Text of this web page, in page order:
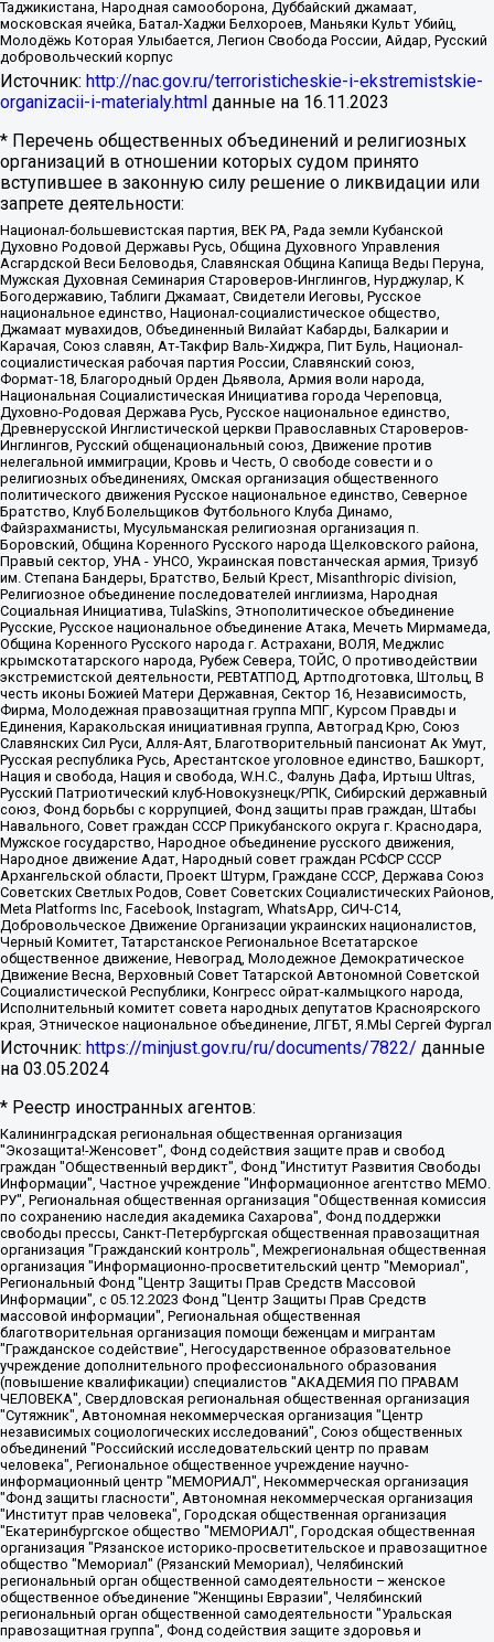
Таджикистана, Народная самооборона, Дуббайский джамаат,
московская ячейка, Батал-Хаджи Белхороев, Маньяки Культ Убийц,
Молодёжь Которая Улыбается, Легион Свобода России, Айдар, Русский
добровольческий корпус
Источник: http://nac.gov.ru/terroristicheskie-i-ekstremistskie-
organizacii-i-materialy.html данные на 16.11.2023
* Перечень общественных объединений и религиозных
организаций в отношении которых судом принято
вступившее в законную силу решение о ликвидации или
запрете деятельности:
Национал-большевистская партия, ВЕК РА, Рада земли Кубанской
Духовно Родовой Державы Русь, Община Духовного Управления
Асгардской Веси Беловодья, Славянская Община Капища Веды Перуна,
Мужская Духовная Семинария Староверов-Инглингов, Нурджулар, К
Богодержавию, Таблиги Джамаат, Свидетели Иеговы, Русское
национальное единство, Национал-социалистическое общество,
Джамаат мувахидов, Объединенный Вилайат Кабарды, Балкарии и
Карачая, Союз славян, Ат-Такфир Валь-Хиджра, Пит Буль, Национал-
социалистическая рабочая партия России, Славянский союз,
Формат-18, Благородный Орден Дьявола, Армия воли народа,
Национальная Социалистическая Инициатива города Череповца,
Духовно-Родовая Держава Русь, Русское национальное единство,
Древнерусской Инглистической церкви Православных Староверов-
Инглингов, Русский общенациональный союз, Движение против
нелегальной иммиграции, Кровь и Честь, О свободе совести и о
религиозных объединениях, Омская организация общественного
политического движения Русское национальное единство, Северное
Братство, Клуб Болельщиков Футбольного Клуба Динамо,
Файзрахманисты, Мусульманская религиозная организация п.
Боровский, Община Коренного Русского народа Щелковского района,
Правый сектор, УНА - УНСО, Украинская повстанческая армия, Тризуб
им. Степана Бандеры, Братство, Белый Крест, Misanthropic division,
Религиозное объединение последователей инглиизма, Народная
Социальная Инициатива, TulaSkins, Этнополитическое объединение
Русские, Русское национальное объединение Атака, Мечеть Мирмамеда,
Община Коренного Русского народа г. Астрахани, ВОЛЯ, Меджлис
крымскотатарского народа, Рубеж Севера, ТОЙС, О противодействии
экстремистской деятельности, РЕВТАТПОД, Артподготовка, Штольц, В
честь иконы Божией Матери Державная, Сектор 16, Независимость,
Фирма, Молодежная правозащитная группа МПГ, Курсом Правды и
Единения, Каракольская инициативная группа, Автоград Крю, Союз
Славянских Сил Руси, Алля-Аят, Благотворительный пансионат Ак Умут,
Русская республика Русь, Арестантское уголовное единство, Башкорт,
Нация и свобода, Нация и свобода, W.H.С., Фалунь Дафа, Иртыш Ultras,
Русский Патриотический клуб-Новокузнецк/РПК, Сибирский державный
союз, Фонд борьбы с коррупцией, Фонд защиты прав граждан, Штабы
Навального, Совет граждан СССР Прикубанского округа г. Краснодара,
Мужское государство, Народное объединение русского движения,
Народное движение Адат, Народный совет граждан РСФСР СССР
Архангельской области, Проект Штурм, Граждане СССР, Держава Союз
Советских Светлых Родов, Совет Советских Социалистических Районов,
Meta Platforms Inc, Facebook, Instagram, WhatsApp, СИЧ-С14,
Добровольческое Движение Организации украинских националистов,
Черный Комитет, Татарстанское Региональное Всетатарское
общественное движение, Невоград, Молодежное Демократическое
Движение Весна, Верховный Совет Татарской Автономной Советской
Социалистической Республики, Конгресс ойрат-калмыцкого народа,
Исполнительный комитет совета народных депутатов Красноярского
края, Этническое национальное объединение, ЛГБТ, Я.МЫ Сергей Фургал
Источник: https://minjust.gov.ru/ru/documents/7822/ данные
на 03.05.2024
* Реестр иностранных агентов:
Калининградская региональная общественная организация "Экозащита!-Женсовет", Фонд содействия защите прав и свобод граждан "Общественный вердикт", Фонд "Институт Развития Свободы Информации", Частное учреждение "Информационное агентство МЕМО. РУ", Региональная общественная организация "Общественная комиссия по сохранению наследия академика Сахарова", Фонд поддержки свободы прессы, Санкт-Петербургская общественная правозащитная организация "Гражданский контроль", Межрегиональная общественная организация "Информационно-просветительский центр "Мемориал", Региональный Фонд "Центр Защиты Прав Средств Массовой Информации", с 05.12.2023 Фонд "Центр Защиты Прав Средств массовой информации", Региональная общественная благотворительная организация помощи беженцам и мигрантам "Гражданское содействие", Негосударственное образовательное учреждение дополнительного профессионального образования (повышение квалификации) специалистов "АКАДЕМИЯ ПО ПРАВАМ ЧЕЛОВЕКА", Свердловская региональная общественная организация "Сутяжник", Автономная некоммерческая организация "Центр независимых социологических исследований", Союз общественных объединений "Российский исследовательский центр по правам человека", Региональное общественное учреждение научно-информационный центр "МЕМОРИАЛ", Некоммерческая организация "Фонд защиты гласности", Автономная некоммерческая организация "Институт прав человека", Городская общественная организация "Екатеринбургское общество "МЕМОРИАЛ", Городская общественная организация "Рязанское историко-просветительское и правозащитное общество "Мемориал" (Рязанский Мемориал), Челябинский региональный орган общественной самодеятельности – женское общественное объединение "Женщины Евразии", Челябинский региональный орган общественной самодеятельности "Уральская правозащитная группа", Фонд содействия защите здоровья и социальной справедливости имени Андрея Рылькова, Автономная Некоммерческая Организация "Аналитический Центр Юрия Левады", Автономная некоммерческая организация социальной поддержки населения "Проект Апрель", Региональная общественная организация помощи женщинам и детям, находящимся в кризисной ситуации "Информационно-методический центр "Анна", Фонд содействия развитию массовых коммуникаций и правовому просвещению "Так-так-Так", Фонд содействия устойчивому развитию "Серебряная тайга", Свердловский региональный общественный фонд социальных проектов "Новое время", "Idel.Реалии", Кавказ.Реалии, Крым.Реалии, Телеканал Настоящее Время, Татаро-башкирская служба Радио Свобода (Azatliq Radiosi), Радио Свободная Европа/Радио Свобода (PCE/PC), "Сибирь.Реалии", "Фактограф", Благотворительный фонд помощи осужденным и их семьям, Автономная некоммерческая организация "Институт глобализации и социальных движений", Фонд "В защиту прав заключенных", Частное учреждение "Центр поддержки и содействия развитию средств массовой информации", Пензенский региональный общественный благотворительный фонд "Гражданский союз", "Север.Реалии", Некоммерческая организация Фонд "Правовая инициатива", Общество с ограниченной ответственностью "Радио Свободная Европа/Радио Свобода", Чешское информационное агентство "MEDIUM-ORIENT", Красноярская региональная общественная организация "Мы против СПИДа", Камалягин Денис Николаевич, Маркелов Сергей Евгеньевич, Пономарев Лев Александрович, Савицкая Людмила Алексеевна, Автономная некоммерческая организация "Центр по работе с проблемой насилия "НАСИЛИЮ.НЕТ", Межрегиональный профессиональный союз работников здравоохранения "Альянс врачей", Юридическое лицо, зарегистрированное в Латвийской Республике, SIA "Medusa Project" (регистрационный номер 40103797863, дата регистрации 10.06.2014), Некоммерческая организация "Фонд по борьбе с коррупцией", Автономная некоммерческая организация "Институт права и публичной политики", Баданин Роман Сергеевич, Гликин Максим Александрович, Железнова Мария Михайловна, Лукьянова Юлия Сергеевна, Маетная Елизавета Витальевна, Маняхин Петр Борисович, Чуракова Ольга Владимировна, Ярош Юлия Петровна, Юридическое лицо "The Insider SIA", зарегистрированное в Риге, Латвийская Республика (дата регистрации 26.06.2015), являющееся администратором доменного имени интернет-издания "The Insider SIA", https://theins.ru, Постернак Алексей Евгеньевич, Рубин Михаил Аркадьевич, Анин Роман Александрович, Юридическое лицо Istories fonds, зарегистрированное в Латвийской Республике (регистрационный номер 50008295751, дата регистрации 24.02.2020), Великовский Дмитрий Александрович, Долинина Ирина Николаевна, Мароховская Алеся Алексеевна, Шлейнов Роман Юрьевич, Шмагун Олеся Валентиновна, Общество с ограниченной ответственностью "Альтаир 2021", Общество с ограниченной ответственностью "Вега 2021", Общество с ограниченной ответственностью "Главный редактор 2021", Общество с ограниченной ответственностью "Ромашки монолит", Важенков Артем Валерьевич, Ивановская областная общественная организация "Центр гендерных исследований", Гурман Юрий Альбертович, Медиапроект "ОВД-Инфо", Егоров Владимир Владимирович, Жилинский Владимир Александрович, Общество с ограниченной ответственностью "ЗП", Иванова София Юрьевна, Карезина Инна Павловна, Кильтау Екатерина Викторовна, Петров Алексей Викторович, Пискунов Сергей Евгеньевич, Смирнов Сергей Сергеевич, Тихонов Михаил Сергеевич, Общество с ограниченной ответственностью "ЖУРНАЛИСТ-ИНОСТРАННЫЙ АГЕНТ", Арапова Галина Юрьевна, Вольтская Татьяна Анатольевна, Американская компания "Mason G.E.S. Anonymous Foundation" (США), являющаяся владельцем интернет-издания https://mnews.world/, Компания "Stichting Bellingcat", зарегистрированная в Нидерландах (дата регистрации 11.07.2018), Захаров Андрей Вячеславович, Клепиковская Екатерина Дмитриевна, Общество с ограниченной ответственностью "МЕМО", Перл Роман Александрович, Симонов Евгений Алексеевич, Соловьева Елена Анатольевна, Сотников Даниил Владимирович, Сурначева Елизавета Дмитриевна, Автономная некоммерческая организация по защите прав человека и информированию населения "Якутия – Наше Мнение", Общество с ограниченной ответственностью "Москоу диджитал медиа", с 26.01.2023 Общество с ограниченной ответственностью "Чайка Белые сады", Ветошкина Валерия Валерьевна, Заговора Максим Александрович, Межрегиональное общественное движение "Российская ЛГБТ - сеть", Оленичев Максим Владимирович, Павлов Иван Юрьевич, Скворцова Елена Сергеевна, Общество с ограниченной ответственностью "Как бы инагент", Кочетков Игорь Викторович, Общество с ограниченной ответственностью "Честные выборы", Еланчик Олег Александрович, Общество с ограниченной ответственностью "Нобелевский призыв", Гималова Регина Эмилевна, Григорьев Андрей Валерьевич, Григорьева Алина Александровна, Ассоциация по содействию защите прав призывников, альтернативнослужащих и военнослужащих "Правозащитная группа "Гражданин.Армия.Право", Хисамова Регина Фаритовна, Автономная некоммерческая организация по реализации социально-правовых программ "Лилит", Дальневосточное общественное движение "Маяк", Санкт-Петербургская ЛГБТ-инициативная группа "Выход", Инициативная группа ЛГБТ+ "Реверс", Алексеев Андрей Викторович, Бекбулатова Таисия Львовна, Беляев Иван Михайлович, Владыкина Елена Сергеевна, Гельман Марат Александрович, Никульшина Вероника Юрьевна, Толоконникова Надежда Андреевна, Шендерович Виктор Анатольевич, Общество с ограниченной ответственностью "Данное сообщение", Общество с ограниченной ответственностью Издательский дом "Новая глава", Айнбиндер Александра Александровна, Московский комьюнити-центр для ЛГБТ+инициатив, Благотворительный фонд развития филантропии, Deutsche Welle (Германия, Kurt-Schumacher-Strasse 3, 53113 Bonn), Борзунова Мария Михайловна, Воробьев Виктор Викторович, Голубева Анна Львовна, Константинова Алла Михайловна, Малкова Ирина Владимировна, Мурадов Мурад Абдулгалимович, Осетинская Елизавета Николаевна, Понасенков Евгений Николаевич, Ганапольский Матвей Юрьевич, Киселев Евгений Алексеевич, Борухович Ирина Григорьевна, Дремин Иван Тимофеевич, Дубровский Дмитрий Викторович, Красноярская региональная общественная организация поддержки и развития альтернативных образовательных технологий и межкультурных коммуникаций "ИНТЕРРА", Маяковская Екатерина Алексеевна, Фейгин Марк Захарович, Филимонов Андрей Викторович, Дзугкоева Регина Николаевна, Доброхотов Роман Александрович, Дудь Юрий Александрович, Елкин Сергей Владимирович, Кругликов Кирилл Игоревич, Сабунаева Мария Леонидовна, Семенов Алексей Владимирович, Шаинян Карен Багратович, Шульман Екатерина Михайловна, Асафьев Артур Валерьевич, Вахштайн Виктор Семенович, Венедиктов Алексей Алексеевич, Лушникова Екатерина Евгеньевна, Волков Леонид Михайлович, Невзоров Александр Глебович, Пархоменко Сергей Борисович, Сироткин Ярослав Николаевич, Кара-Мурза Владимир Владимирович, Баранова Наталья Владимировна, Гозман Леонид Яковлевич, Кагарлицкий Борис Юльевич, Климарев Михаил Валерьевич, Милов Владимир Станиславович, Автономная некоммерческая организация Краснодарский центр современного искусства "Типография", Моргенштерн Алишер Тагирович, Соболь Любовь Эдуардовна, Общество с ограниченной ответственностью "ЛИЗА НОРМ", Каспаров Гарри Кимович, Ходорковский Михаил Борисович, Общество с ограниченной ответственностью "Апрельские тезисы", Данилович Ирина Брониславовна, Кашин Олег Владимирович, Петров Николай Владимирович, Пивоваров Алексей Владимирович, Соколов Михаил Владимирович, Цветкова Юлия Владимировна, Чичваркин Евгений Александрович, Комитет против пыток/Команда против пыток, Общество с ограниченной ответственностью "Первый научный", Общество с ограниченной ответственностью "Вертолет и ко", Белоцерковская Вероника Борисовна, Кац Максим Евгеньевич, Лазарева Татьяна Юрьевна, Шаведдинов Руслан Табризович, Яшин Илья Валерьевич, Общество с ограниченной ответственностью "Иноагент ААВ", Алешковский Дмитрий Петрович, Альбац Евгения Марковна, Быков Дмитрий Львович, Галямина Юлия Евгеньевна, Лойко Сергей Леонидович, Мартынов Кирилл Константинович, Медведев Сергей Александрович, Крашенинников Федор Геннадиевич, Гордеева Катерина Вл